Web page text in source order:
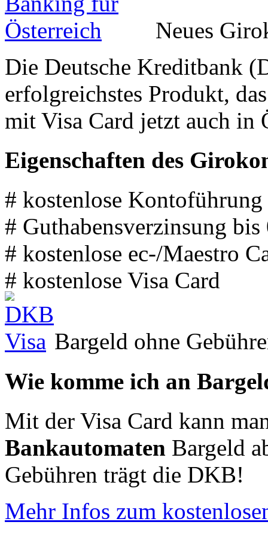
Neues
Die Deutsche Kreditbank
erfolgreichstes Produkt,
mit Visa Card jetzt auch in
Eigenschaften des
# kostenlose
# Guthabensverzinsung bis
# kostenlose ec-/Maestro
# kostenlose Visa Card
Bargeld ohne
Wie komme ich an
Mit der Visa Card kann
Bankautomaten Bargeld
Gebühren trägt die DKB!
Mehr Infos zum